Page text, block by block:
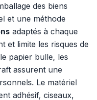
des biens
et une méthode
adaptés à chaque
et limite les risques de
papier bulle, les
assurent une
Le matériel
adhésif, ciseaux,